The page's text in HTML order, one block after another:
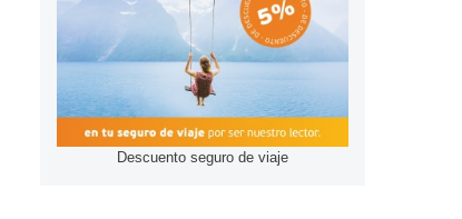
Descuento seguro de viaje